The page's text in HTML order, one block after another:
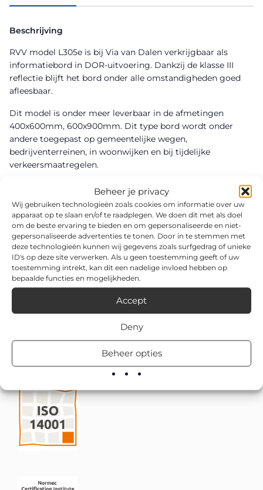
Beheer je privacy
Wij gebruiken technologieën zoals cookies om informatie over uw
apparaat op te slaan en/of te raadplegen. We doen dit met als doel
om de beste ervaring te bieden en om gepersonaliseerde en niet-
gepersonaliseerde advertenties te tonen. Door in te stemmen met
deze technologieën kunnen wij gegevens zoals surfgedrag of unieke
ID's op deze site verwerken. Als u geen toestemming geeft of uw
toestemming intrekt, kan dit een nadelige invloed hebben op
bepaalde functies en mogelijkheden.
Accept
Deny
Beheer opties
Beschrijving
RVV model L305e is bij Via van Dalen verkrijgbaar als
informatiebord in DOR-uitvoering. Dankzij de klasse III
reflectie blijft het bord onder alle omstandigheden goed
afleesbaar.
Dit model is onder meer leverbaar in de afmetingen
400x600mm, 600x900mm. Dit type bord wordt onder
andere toegepast op gemeentelijke wegen,
bedrijventerreinen, in woonwijken en bij tijdelijke
verkeersmaatregelen.
Het product is bij Via van Dalen uit voorraad leverbaar,
inclusief advies over de juiste bevestigingsmaterialen.